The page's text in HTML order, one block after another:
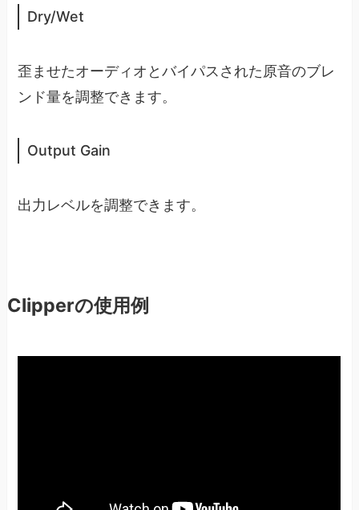
Dry/Wet
歪ませたオーディオとバイパスされた原音のブレ
ンド量を調整できます。
Output Gain
出力レベルを調整できます。
Clipperの使用例